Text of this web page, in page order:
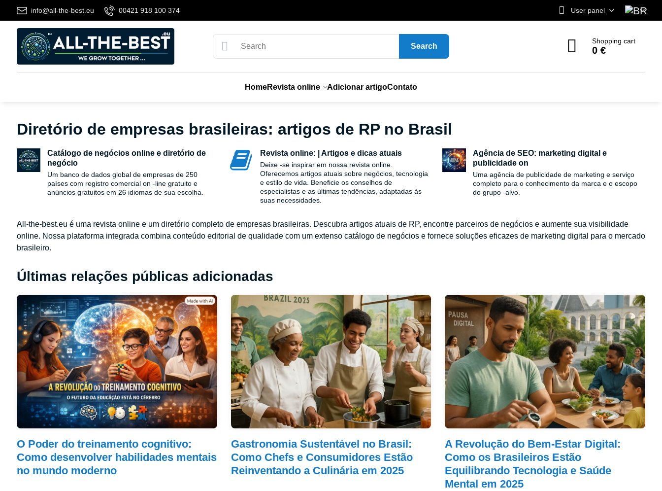
info@all-the-best.eu 00421 918 100 374 User panel
Search
Shopping cart
0 €
HomeRevista online Adicionar artigoContato
Diretório de empresas brasileiras: artigos de RP no Brasil
Catálogo de negócios online e diretório de
negócio
Um banco de dados global de empresas de 250
países com registro comercial on -line gratuito e
anúncios gratuitos em 26 idiomas de sua escolha.
Revista online: | Artigos e dicas atuais
Deixe -se inspirar em nossa revista online.
Oferecemos artigos atuais sobre negócios, tecnologia
e estilo de vida. Beneficie os conselhos de
especialistas e as últimas tendências, adaptadas às
suas necessidades.
Agência de SEO: marketing digital e
publicidade on
Uma agência de publicidade de marketing e serviço
completo para o conhecimento da marca e o escopo
do grupo -alvo.
All-the-best.eu é uma revista online e um diretório completo de empresas brasileiras. Descubra artigos atuais de RP, encontre parceiros de negócios e aumente sua visibilidade
online. Nossa plataforma integrada combina conteúdo editorial de qualidade com um extenso catálogo de negócios e fornece soluções eficazes de marketing digital para o mercado
brasileiro.
Últimas relações públicas adicionadas
O Poder do treinamento cognitivo:
Como desenvolver habilidades mentais
no mundo moderno
Gastronomia Sustentável no Brasil:
Como Chefs e Consumidores Estão
Reinventando a Culinária em 2025
A Revolução do Bem-Estar Digital:
Como os Brasileiros Estão
Equilibrando Tecnologia e Saúde
Mental em 2025